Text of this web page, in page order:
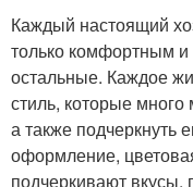
Каждый настоящий
только комфортным
остальные. Каждое
стиль, которые много
а также подчеркнуть
оформление,
подчеркивают вкусы,